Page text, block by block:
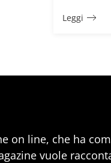
Leggi
on line, che ha
vuole